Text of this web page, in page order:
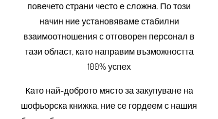
повечето страни често е сложна. По този
начин ние установяваме стабилни
взаимоотношения с отговорен персонал в
тази област, като направим възможността
100% успех
Като най-доброто място за закупуване на
шофьорска книжка, ние се гордеем с нашия